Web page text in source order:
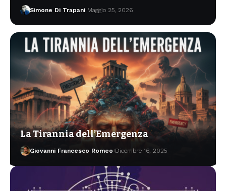
Simone Di Trapani Maggio 25, 2026
La Tirannia dell’Emergenza
Giovanni Francesco Romeo Dicembre 16, 2025